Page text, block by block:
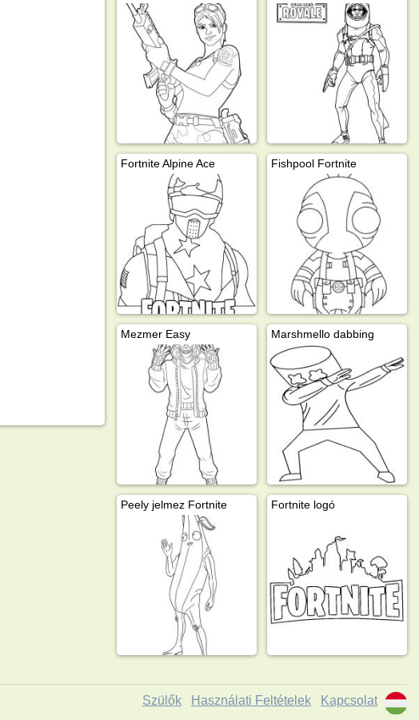
Fortnite Alpine Ace Fishpool Fortnite
Mezmer Easy Marshmello dabbing
Peely jelmez Fortnite Fortnite logó
Szülők Használati Feltételek Kapcsolat